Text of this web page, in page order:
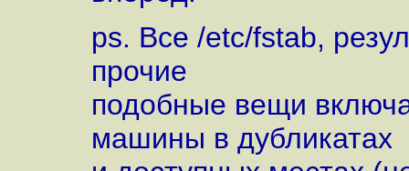
ps. Все /etc/fstab,
прочие
подобные вещи
машины в дубликатах